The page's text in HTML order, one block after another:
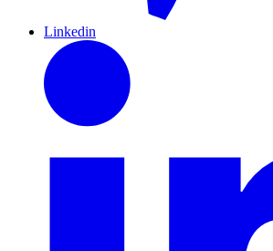
Linkedin